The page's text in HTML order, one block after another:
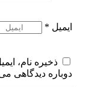
ایمیل *
ذخیره نام،
دوباره دیدگاهی